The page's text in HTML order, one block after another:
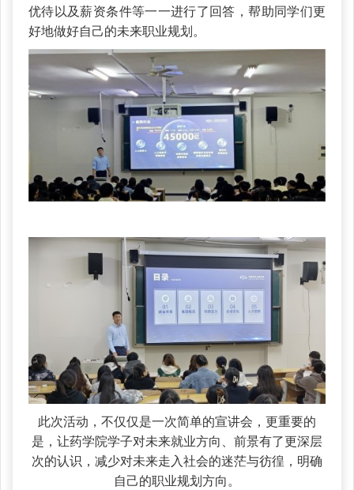
优待以及薪资条件等一一进行了回答，帮助同学们更
好地做好自己的未来职业规划。
此次活动，不仅仅是一次简单的宣讲会，更重要的
是，让药学院学子对未来就业方向、前景有了更深层
次的认识，减少对未来走入社会的迷茫与彷徨，明确
自己的职业规划方向。